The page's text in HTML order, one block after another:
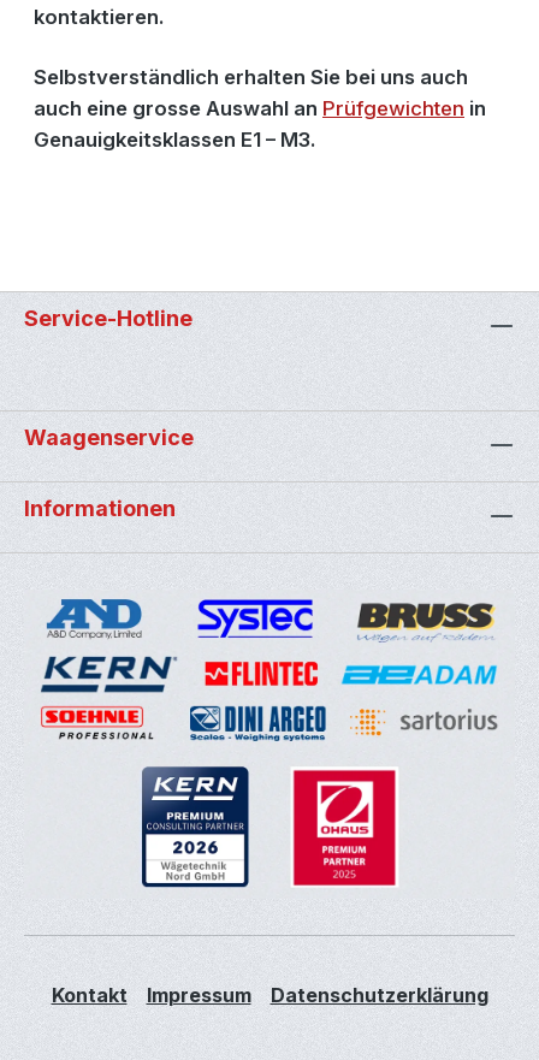
kontaktieren.
Selbstverständlich erhalten Sie bei uns auch
auch eine grosse Auswahl an Prüfgewichten in
Genauigkeitsklassen E1 – M3.
Service-Hotline
Waagenservice
Informationen
Kontakt Impressum Datenschutzerklärung